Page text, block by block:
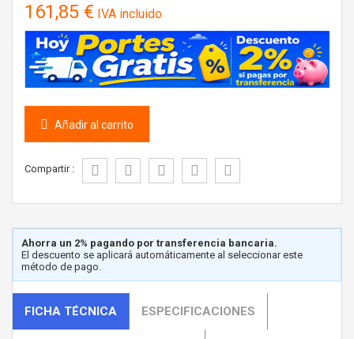
161,85 € IVA incluido
Añadir al carrito
Compartir :
Ahorra un 2% pagando por transferencia bancaria.
El descuento se aplicará automáticamente al seleccionar este
método de pago.
FICHA TÉCNICA ESPECIFICACIONES